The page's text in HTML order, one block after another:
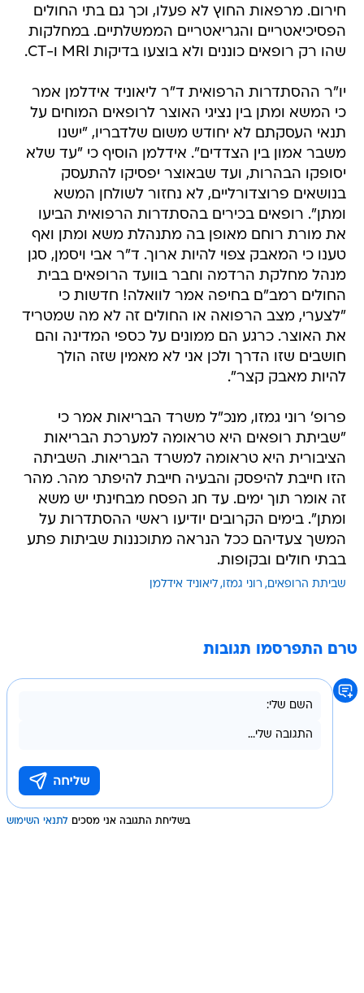
חירום. מרפאות החוץ לא פעלו, וכך גם בתי החולים
הפסיכיאטריים והגריאטריים הממשלתיים. במחלקות
שהו רק רופאים כוננים ולא בוצעו בדיקות MRI ו-CT.
יו"ר ההסתדרות הרפואית ד"ר ליאוניד אידלמן אמר
כי המשא ומתן בין נציגי האוצר לרופאים המוחים על
תנאי העסקתם לא יחודש משום שלדבריו, "ישנו
משבר אמון בין הצדדים". אידלמן הוסיף כי "עד שלא
יסופקו הבהרות, ועד שבאוצר יפסיקו להתעסק
בנושאים פרוצדורליים, לא נחזור לשולחן המשא
ומתן". רופאים בכירים בהסתדרות הרפואית הביעו
את מורת רוחם מאופן בה מתנהלת משא ומתן ואף
טענו כי המאבק צפוי להיות ארוך. ד"ר אבי ויסמן, סגן
מנהל מחלקת הרדמה וחבר בוועד הרופאים בבית
החולים רמב"ם בחיפה אמר לוואלה! חדשות כי
"לצערי, מצב הרפואה או החולים זה לא מה שמטריד
את האוצר. כרגע הם ממונים על כספי המדינה והם
חושבים שזו הדרך ולכן אני לא מאמין שזה הולך
להיות מאבק קצר".
פרופ' רוני גמזו, מנכ"ל משרד הבריאות אמר כי
"שביתת רופאים היא טראומה למערכת הבריאות
הציבורית היא טראומה למשרד הבריאות. השביתה
הזו חייבת להיפסק והבעיה חייבת להיפתר מהר. מהר
זה אומר תוך ימים. עד חג הפסח מבחינתי יש משא
ומתן". בימים הקרובים יודיעו ראשי ההסתדרות על
המשך צעדיהם ככל הנראה מתוכננות שביתות פתע
בבתי חולים ובקופות.
שביתת הרופאים רוני גמזו ליאוניד אידלמן
טרם התפרסמו תגובות
בשליחת התגובה אני מסכים לתנאי השימוש